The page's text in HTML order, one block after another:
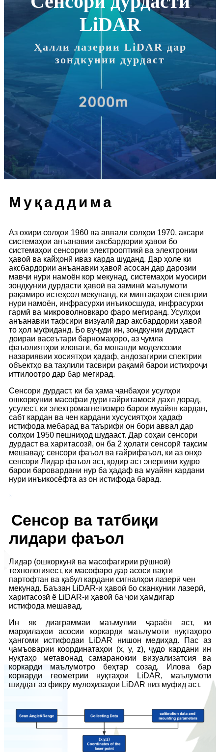
LiDAR
Ҳалли лазерии LiDAR дар
зондкунии дурдаст
Муқаддима
Аз охири солҳои 1960 ва аввали солҳои 1970, аксари
системаҳои анъанавии аксбардории ҳавоӣ бо
системаҳои сенсории электрооптикӣ ва электронии
ҳавоӣ ва кайҳонӣ иваз карда шуданд. Дар ҳоле ки
аксбардории анъанавии ҳавоӣ асосан дар дарозии
мавҷи нури намоён кор мекунад, системаҳои муосири
зондкунии дурдасти ҳавоӣ ва заминӣ маълумоти
рақамиро истеҳсол мекунанд, ки минтақаҳои спектрии
нури намоён, инфрасурхи инъикосшуда, инфрасурхи
гармӣ ва микроволновкаро фаро мегиранд. Усулҳои
анъанавии тафсири визуалӣ дар аксбардории ҳавоӣ
то ҳол муфиданд. Бо вуҷуди ин, зондкунии дурдаст
доираи васеътари барномаҳоро, аз ҷумла
фаъолиятҳои иловагӣ, ба монанди моделсозии
назариявии хосиятҳои ҳадаф, андозагирии спектрии
объектҳо ва таҳлили тасвири рақамӣ барои истихроҷи
иттилоотро дар бар мегирад.
Сенсори дурдаст, ки ба ҳама ҷанбаҳои усулҳои
ошкоркунии масофаи дури ғайритамосӣ дахл дорад,
усулест, ки электромагнетизмро барои муайян кардан,
сабт кардан ва чен кардани хусусиятҳои ҳадаф
истифода мебарад ва таърифи он бори аввал дар
солҳои 1950 пешниҳод шудааст. Дар соҳаи сенсори
дурдаст ва харитасозӣ, он ба 2 ҳолати сенсорӣ тақсим
мешавад: сенсори фаъол ва ғайрифаъол, ки аз онҳо
сенсори Лидар фаъол аст, қодир аст энергияи худро
барои баровардани нур ба ҳадаф ва муайян кардани
нури инъикосёфта аз он истифода барад.
Сенсор ва татбиқи
лидари фаъол
Лидар (ошкоркунӣ ва масофагирии рӯшноӣ)
технологияест, ки масофаро дар асоси вақти
партофтан ва қабул кардани сигналҳои лазерӣ чен
мекунад. Баъзан LiDAR-и ҳавоӣ бо сканкунии лазерӣ,
харитасозӣ ё LiDAR-и ҳавоӣ ба ҷои ҳамдигар
истифода мешавад.
Ин як диаграммаи маъмулии ҷараён аст, ки
марҳилаҳои асосии коркарди маълумоти нуқтаҳоро
ҳангоми истифодаи LiDAR нишон медиҳад. Пас аз
ҷамъоварии координатаҳои (x, y, z), ҷудо кардани ин
нуқтаҳо метавонад самаранокии визуализатсия ва
коркарди маълумотро беҳтар созад. Илова бар
коркарди геометрии нуқтаҳои LiDAR, маълумоти
шиддат аз фикру мулоҳизаҳои LiDAR низ муфид аст.